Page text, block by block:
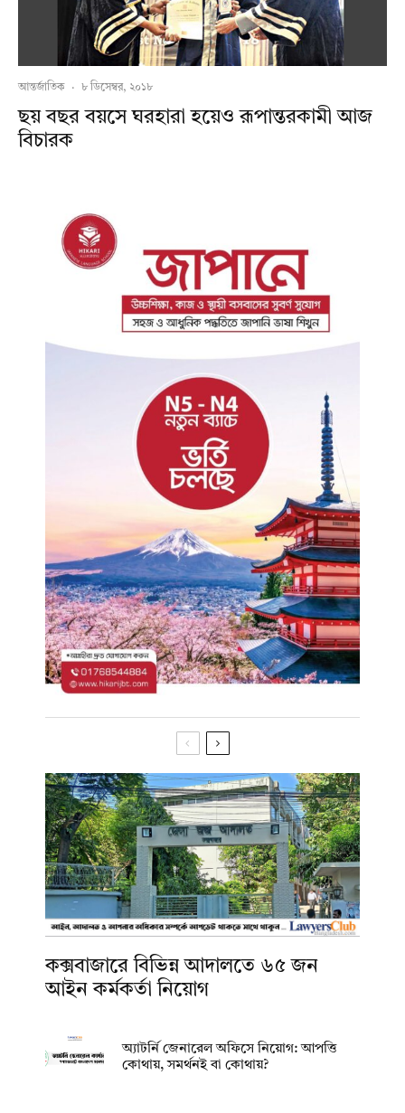
আন্তর্জাতিক · ৮ ডিসেম্বর, ২০১৮
ছয় বছর বয়সে ঘরহারা হয়েও রূপান্তরকামী আজ
বিচারক
কক্সবাজারে বিভিন্ন আদালতে ৬৫ জন
আইন কর্মকর্তা নিয়োগ
অ্যাটর্নি জেনারেল অফিসে নিয়োগ: আপত্তি
কোথায়, সমর্থনই বা কোথায়?